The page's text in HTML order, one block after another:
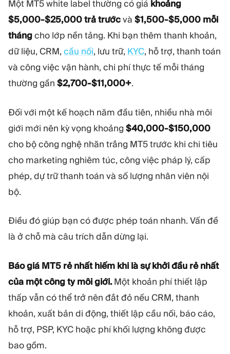
Một MT5 white label thường có giá khoảng
$5,000-$25,000 trả trướcvà $1,500-$5,000 mỗi
thángcho lớp nền tảng. Khi bạn thêm thanh khoản,
dữ liệu, CRM, cầu nối, lưu trữ, KYC, hỗ trợ, thanh toán
và công việc vận hành, chi phí thực tế mỗi tháng
thường gần $2,700-$11,000+.
Đối với một kế hoạch năm đầu tiên, nhiều nhà môi
giới mới nên kỳ vọng khoảng $40,000-$150,000
cho bộ công nghệ nhãn trắng MT5 trước khi chi tiêu
cho marketing nghiêm túc, công việc pháp lý, cấp
phép, dự trữ thanh toán và số lượng nhân viên nội
bộ.
Điều đó giúp bạn có được phép toán nhanh. Vấn đề
là ở chỗ mà câu trích dẫn dừng lại.
Báo giá MT5 rẻ nhất hiếm khi là sự khởi đầu rẻ nhất
của một công ty môi giới.Một khoản phí thiết lập
thấp vẫn có thể trở nên đắt đỏ nếu CRM, thanh
khoản, xuất bản di động, thiết lập cầu nối, báo cáo,
hỗ trợ, PSP, KYC hoặc phí khối lượng không được
bao gồm.
MÔ-ĐUN
Sàn giao dịch Hậu cần
TÀI NGUYÊN
Hướng dẫn tiếp thị
Blog
Video hướng dẫn
Kế hoạch kinh doanh
THÊM
Giới thiệu về Quadcode
Đội ngũ
Con số
Nghề nghiệp
Bền vững
THEO DÕI CHÚNG TÔI